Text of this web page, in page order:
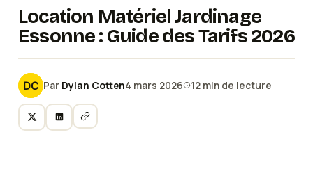
Location Matériel Jardinage
Essonne : Guide des Tarifs 2026
Par Dylan Cotten4 mars 2026 12 min de lecture